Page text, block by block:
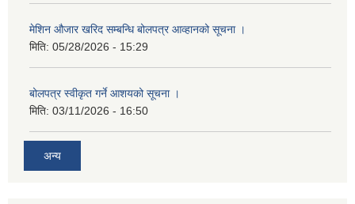
मेशिन औजार खरिद सम्बन्धि बोलपत्र आव्हानको सूचना ।
मिति: 05/28/2026 - 15:29
बोलपत्र स्वीकृत गर्ने आशयको सूचना ।
मिति: 03/11/2026 - 16:50
अन्य